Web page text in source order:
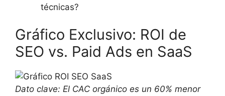
técnicas?
Gráfico Exclusivo: ROI de
SEO vs. Paid Ads en SaaS
Dato clave: El CAC orgánico es un 60% menor